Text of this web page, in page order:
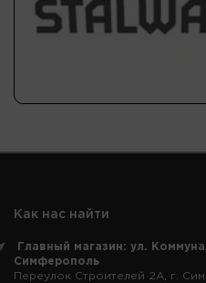
Как нас найти
Главный магазин: ул.
Симферополь
Переулок Строителей 2А, г.